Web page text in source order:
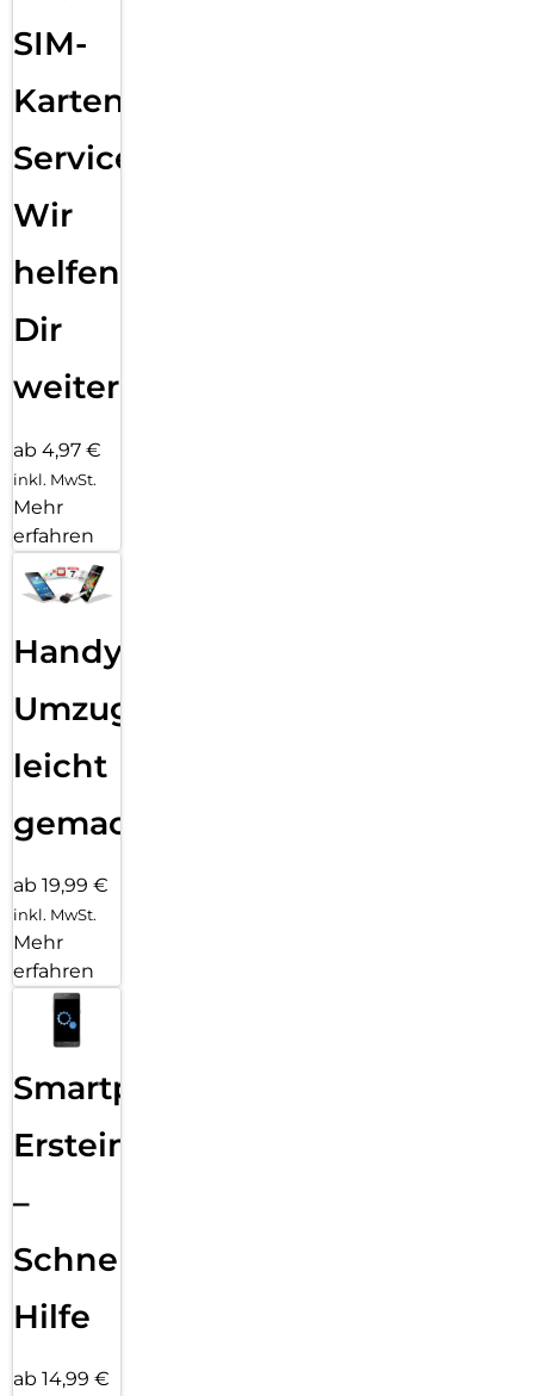
SIM-
Karten
Service:
Wir
helfen
Dir
weiter
ab 4,97 €
inkl. MwSt.
Mehr
erfahren
Handy
Umzug
leicht
gemacht!
ab 19,99 €
inkl. MwSt.
Mehr
erfahren
Smartphone
Ersteinrichtung
–
Schnelle
Hilfe
ab 14,99 €